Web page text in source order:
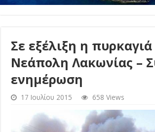
Σε εξέλιξη η
Νεάπολη Λακωνίας –
ενημέρωση
17 Ιουλίου 2015 658 Views